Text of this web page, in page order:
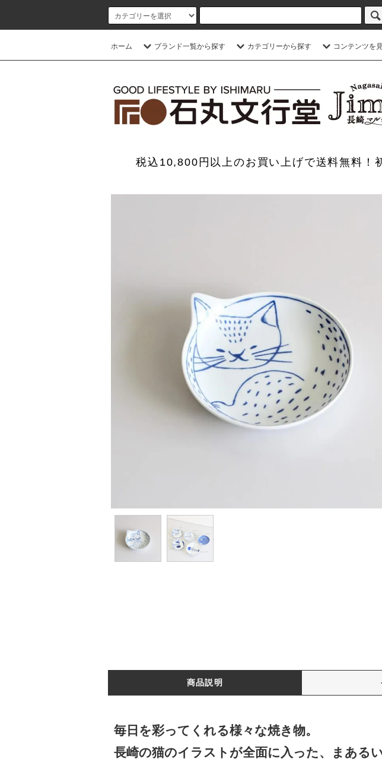
ホーム ブランド一覧から探す カテゴリーから探す コンテンツを
税込10,800円以上のお買い上げで送料無料！
商品説明
毎日を彩ってくれる様々な焼き物。
長崎の猫のイラストが全面に入った、まある